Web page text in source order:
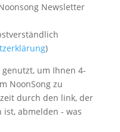
Newsletter
)
um Ihnen 4-
NoonSong zu
durch den link, der
abmelden - was